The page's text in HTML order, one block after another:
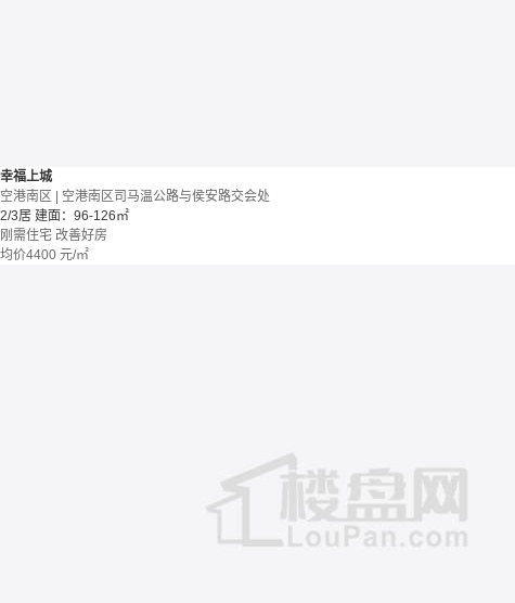
幸福上城
空港南区 | 空港南区司马温公路与侯安路交会处
2/3居 建面：96-126㎡
刚需住宅 改善好房
均价4400 元/㎡